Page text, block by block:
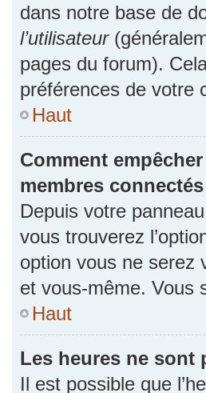
dans notre base de
l’utilisateur
pages du forum).
préférences de votre
Haut
Comment
membres
Depuis votre
vous trouverez
option vous ne serez
et vous-même. Vous
Haut
Les heures ne sont
Il est possible que